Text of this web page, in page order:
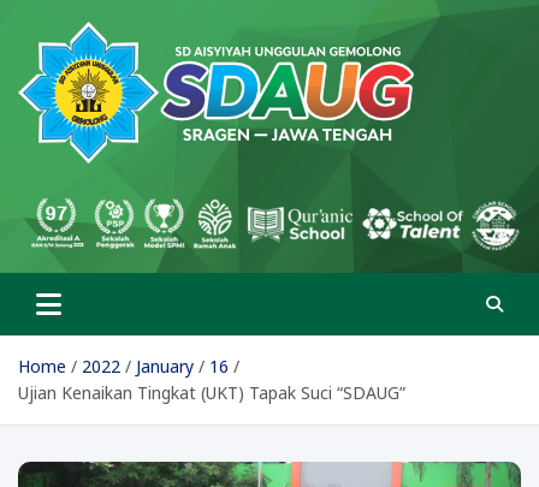
content
SD Aisyiyah Unggulan
Gemolong
Home 2022 January
16
Ujian Kenaikan Tingkat (UKT) Tapak Suci “SDAUG”